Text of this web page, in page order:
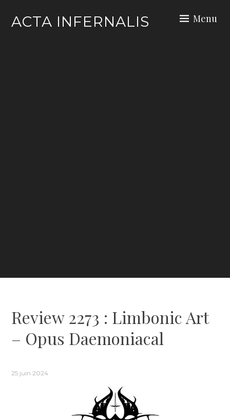
ACTA INFERNALIS Menu
Review 2273 : Limbonic Art
– Opus Daemoniacal
25 juin 2024